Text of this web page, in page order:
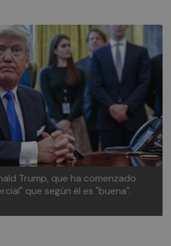
Trump, que ha comenzado
que según él es "buena".